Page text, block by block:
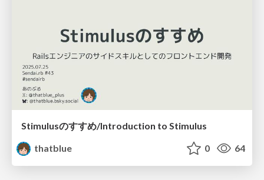
Stimulusのすすめ/Introduction to Stimulus
thatblue
0 64